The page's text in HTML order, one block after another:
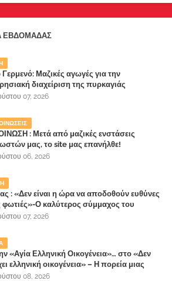
ΕΒΔΟΜΆΔΑΣ
Γερμενό: Μαζικές αγωγές για την
διαχείριση της πυρκαγιάς
οι κάτοικοι!
07, 2026
: Μετά από μαζικές ενστάσεις
μας, το site μας επανήλθε!
06, 2026
: «Δεν είναι η ώρα να αποδοθούν ευθύνες
φωτιές»-Ο καλύτερος σύμμαχος του
07, 2026
«Αγία Ελληνική Οικογένεια»… στο «Δεν
ελληνική οικογένεια» – Η πορεία μιας
που κινδυνεύει να ξεχάσει ποια είναι
08, 2026